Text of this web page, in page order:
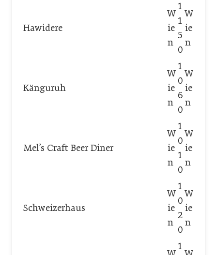
Hawidere
W
ie
n
1
1
5
0
W
ie
n
Känguruh
W
ie
n
1
0
6
0
W
ie
n
Mel’s Craft Beer Diner
W
ie
n
1
0
1
0
W
ie
n
Schweizerhaus
W
ie
n
1
0
2
0
W
ie
n
1